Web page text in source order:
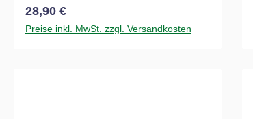
Regulärer Preis:
28,90 €
Preise inkl. MwSt. zzgl. Versandkosten